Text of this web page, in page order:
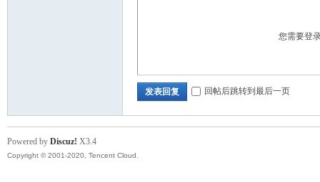
您需要登
发表回复 回帖后跳转到最后一页
Powered by Discuz! X3.4
Copyright © 2001-2020, Tencent Cloud.